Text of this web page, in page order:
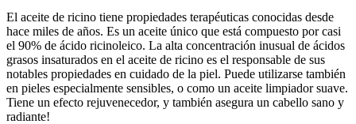
El aceite de ricino tiene propiedades terapéuticas conocidas desde
hace miles de años. Es un aceite único que está compuesto por casi
el 90% de ácido ricinoleico. La alta concentración inusual de ácidos
grasos insaturados en el aceite de ricino es el responsable de sus
notables propiedades en cuidado de la piel. Puede utilizarse también
en pieles especialmente sensibles, o como un aceite limpiador suave.
Tiene un efecto rejuvenecedor, y también asegura un cabello sano y
radiante!